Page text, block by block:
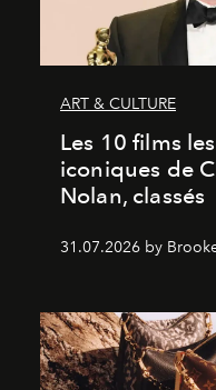
ART & CULTURE
Les 10 films
iconiques de
Nolan, classés
31.07.2026 by